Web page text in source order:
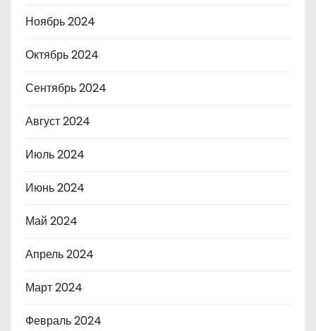
Ноябрь 2024
Октябрь 2024
Сентябрь 2024
Август 2024
Июль 2024
Июнь 2024
Май 2024
Апрель 2024
Март 2024
Февраль 2024